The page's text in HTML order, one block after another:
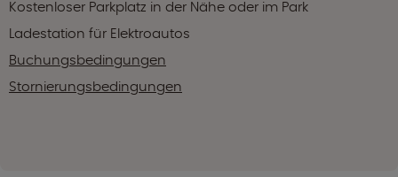
Kostenloser Parkplatz in der Nähe oder im Park
Ladestation für Elektroautos
Buchungsbedingungen
Stornierungsbedingungen